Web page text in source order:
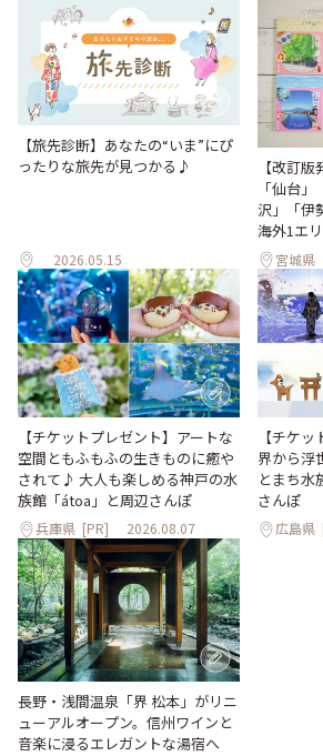
【旅先診断】あなたの“いま”にぴ
ったりな旅先が見つかる♪
2026.05.15
【改訂
「仙台
沢」「伊
海外1エ
宮城県
【チケットプレゼント】アートな
空間ともふもふの生きものに癒や
されて♪ 大人も楽しめる神戸の水
族館「átoa」と周辺さんぽ
兵庫県 [PR] 2026.08.07
【チケ
界から浮
とまち水
さんぽ
広島県
長野・浅間温泉「界 松本」がリニ
ューアルオープン。信州ワインと
音楽に浸るエレガントな湯宿へ